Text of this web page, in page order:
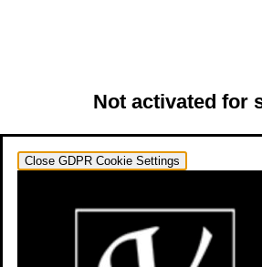
Not activated for
Close GDPR Cookie Settings